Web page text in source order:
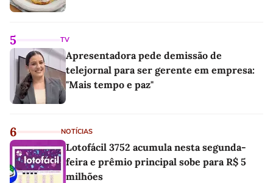
5 TV
Apresentadora pede demissão de
telejornal para ser gerente em empresa:
"Mais tempo e paz"
6 NOTÍCIAS
Lotofácil 3752 acumula nesta segunda-
feira e prêmio principal sobe para R$ 5
milhões